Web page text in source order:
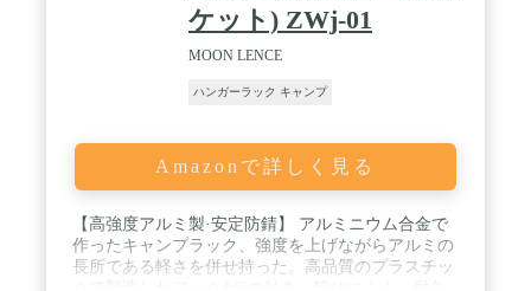
ケット) ZWj-01
MOON LENCE
ハンガーラック キャンプ
Amazonで詳しく見る
【高強度アルミ製·安定防錆】 アルミニウム合金で
作ったキャンプラック、強度を上げながらアルミの
長所である軽さを併せ持った。高品質のプラスチッ